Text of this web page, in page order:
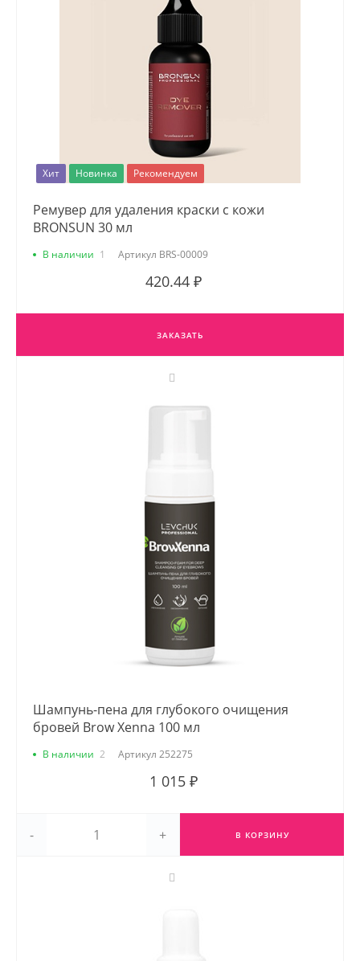
Хит Новинка Рекомендуем
Ремувер для удаления краски с кожи
BRONSUN 30 мл
В наличии 1 Артикул BRS-00009
420.44 ₽
ЗАКАЗАТЬ
Шампунь-пена для глубокого очищения
бровей Brow Xenna 100 мл
В наличии 2 Артикул 252275
1 015 ₽
- + В КОРЗИНУ